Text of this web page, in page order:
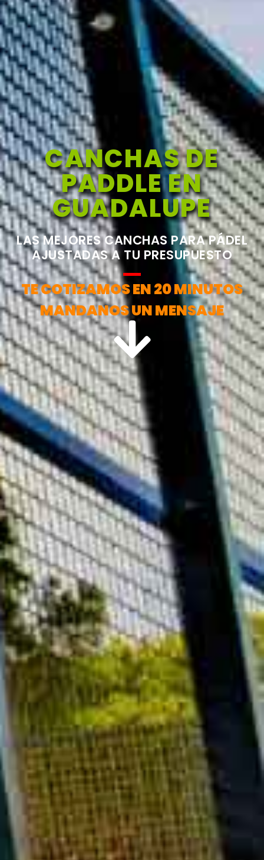
CANCHAS DE
PADDLE EN
GUADALUPE
LAS MEJORES CANCHAS PARA PÁDEL
AJUSTADAS A TU PRESUPUESTO
TE COTIZAMOS EN 20 MINUTOS
MANDANOS UN MENSAJE